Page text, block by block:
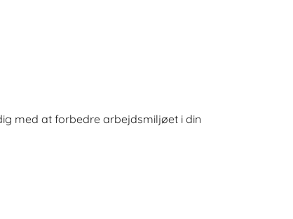
med at forbedre arbejdsmiljøet i din